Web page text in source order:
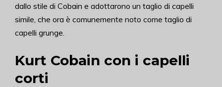
dallo stile di Cobain e adottarono un taglio di capelli
simile, che ora è comunemente noto come taglio di
capelli grunge.
Kurt Cobain con i capelli
corti